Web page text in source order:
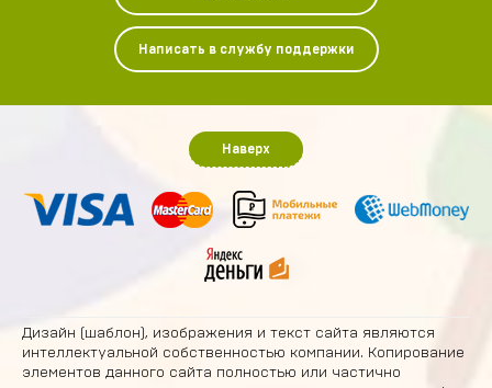
Написать в службу поддержки
Наверх
Дизайн (шаблон), изображения и текст сайта являются
интеллектуальной собственностью компании. Копирование
элементов данного сайта полностью или частично